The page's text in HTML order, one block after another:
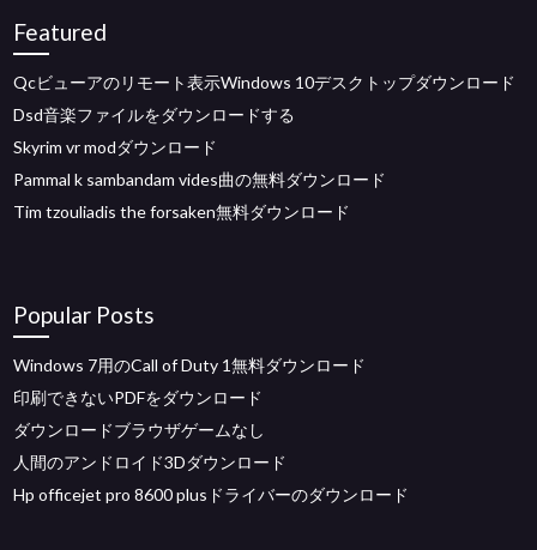
Featured
Qcビューアのリモート表示Windows 10デスクトップダウンロード
Dsd音楽ファイルをダウンロードする
Skyrim vr modダウンロード
Pammal k sambandam vides曲の無料ダウンロード
Tim tzouliadis the forsaken無料ダウンロード
Popular Posts
Windows 7用のCall of Duty 1無料ダウンロード
印刷できないPDFをダウンロード
ダウンロードブラウザゲームなし
人間のアンドロイド3Dダウンロード
Hp officejet pro 8600 plusドライバーのダウンロード